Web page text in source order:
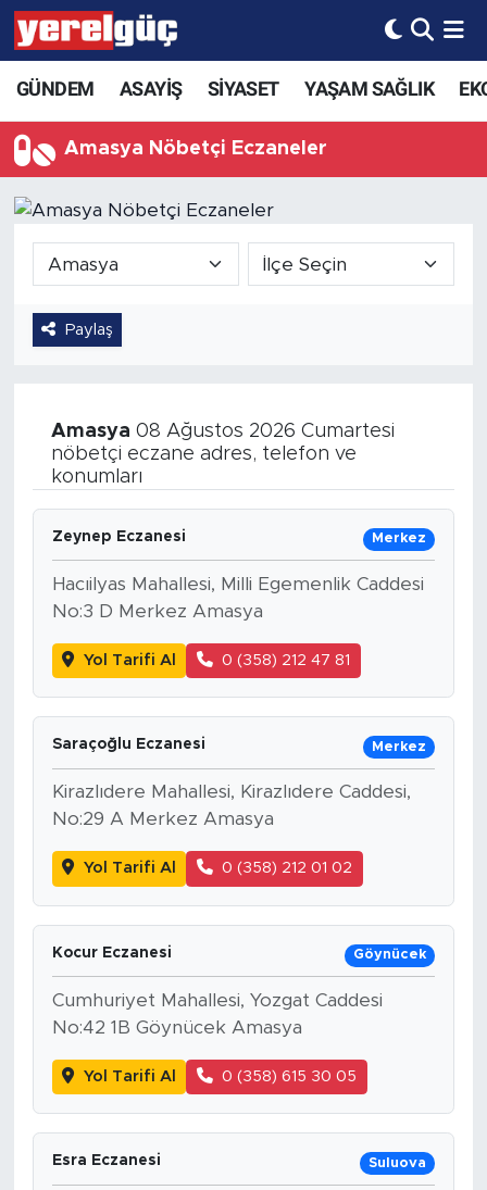
GÜNDEM ASAYİŞ SİYASET YAŞAM SAĞLIK
Amasya Nöbetçi Eczaneler
Paylaş
Amasya 08 Ağustos 2026 Cumartesi
nöbetçi eczane adres, telefon ve
konumları
Zeynep Eczanesi Merkez
Hacıilyas Mahallesi, Milli Egemenlik Caddesi
No:3 D Merkez Amasya
Yol Tarifi Al 0 (358) 212 47 81
Saraçoğlu Eczanesi Merkez
Kirazlıdere Mahallesi, Kirazlıdere Caddesi,
No:29 A Merkez Amasya
Yol Tarifi Al 0 (358) 212 01 02
Kocur Eczanesi Göynücek
Cumhuriyet Mahallesi, Yozgat Caddesi
No:42 1B Göynücek Amasya
Yol Tarifi Al 0 (358) 615 30 05
Esra Eczanesi Suluova